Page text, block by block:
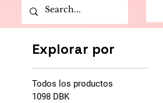
Explorar por
Todos los productos
1098 DBK